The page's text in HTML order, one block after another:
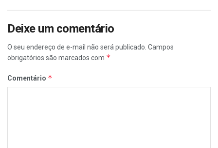
Deixe um comentário
O seu endereço de e-mail não será publicado. Campos
obrigatórios são marcados com *
Comentário *